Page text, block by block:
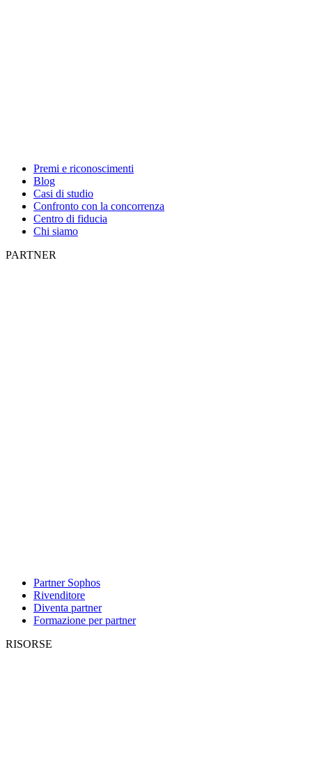
Premi e riconoscimenti
Blog
Casi di studio
Confronto con la concorrenza
Centro di fiducia
Chi siamo
PARTNER
Partner Sophos
Rivenditore
Diventa partner
Formazione per partner
RISORSE